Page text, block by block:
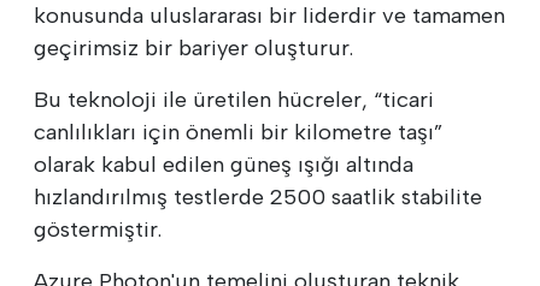
konusunda uluslararası bir liderdir ve tamamen
geçirimsiz bir bariyer oluşturur.
Bu teknoloji ile üretilen hücreler, “ticari
canlılıkları için önemli bir kilometre taşı”
olarak kabul edilen güneş ışığı altında
hızlandırılmış testlerde 2500 saatlik stabilite
göstermiştir.